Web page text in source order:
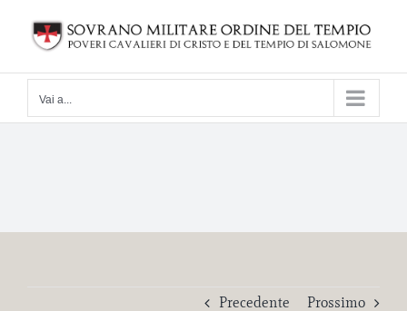
contenuto
Vai a...
Precedente Prossimo